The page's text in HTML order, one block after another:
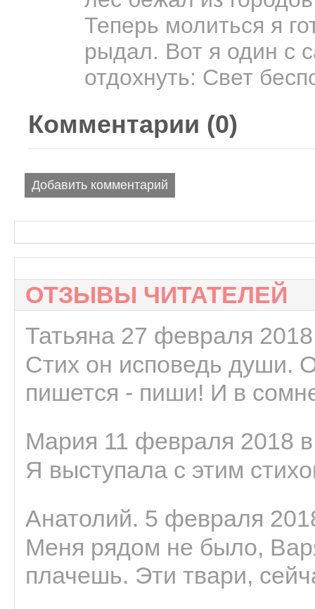
Теперь молиться я
рыдал. Вот я один с
отдохнуть: Свет
Комментарии (0)
Добавить комментарий
ОТЗЫВЫ ЧИТАТЕЛЕЙ
Татьяна 27 февраля
Стих он исповедь души.
пишется - пиши! И в
Мария 11 февраля 2018
Я выступала с этим
Анатолий. 5 февраля
Меня рядом не было,
плачешь. Эти твари,